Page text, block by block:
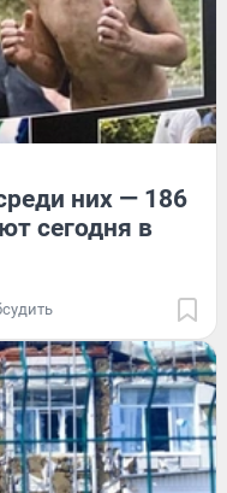
них — 186
сегодня в